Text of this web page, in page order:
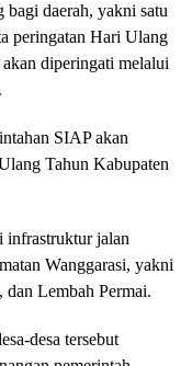
bagi daerah, yakni satu
peringatan Hari Ulang
diperingati melalui
SIAP akan
Tahun Kabupaten
infrastruktur jalan
Wanggarasi, yakni
Lembah Permai.
desa tersebut